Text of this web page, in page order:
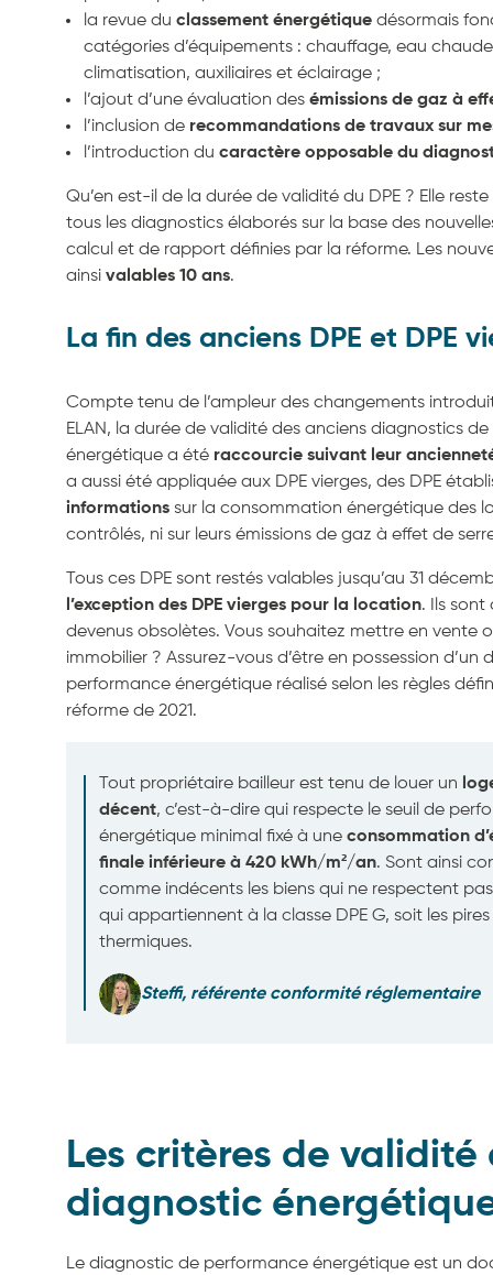
la revue du classement énergétique désormais
catégories d’équipements : chauffage, eau
climatisation, auxiliaires et éclairage ;
l’ajout d’une évaluation des émissions de gaz à
l’inclusion de recommandations de travaux sur
l’introduction du caractère opposable du
Qu’en est-il de la durée de validité du DPE ? Elle
tous les diagnostics élaborés sur la base des
calcul et de rapport définies par la réforme. Les
ainsi valables 10 ans.
La fin des anciens DPE et DPE
Compte tenu de l’ampleur des changements
ELAN, la durée de validité des anciens diagnostics
énergétique a été raccourcie suivant leur
a aussi été appliquée aux DPE vierges, des DPE
informations sur la consommation énergétique des
contrôlés, ni sur leurs émissions de gaz à effet de
Tous ces DPE sont restés valables jusqu’au 31
l’exception des DPE vierges pour la location. Ils sont
devenus obsolètes. Vous souhaitez mettre en vente
immobilier ? Assurez-vous d’être en possession d’un
performance énergétique réalisé selon les règles
réforme de 2021.
Tout propriétaire bailleur est tenu de louer un
décent, c’est-à-dire qui respecte le seuil de
énergétique minimal fixé à une consommation
finale inférieure à 420 kWh/m²/an. Sont ainsi
comme indécents les biens qui ne respectent
qui appartiennent à la classe DPE G, soit les
thermiques.
Steffi, référente conformité réglementaire
Les critères de validité
diagnostic
Le diagnostic de performance énergétique est un